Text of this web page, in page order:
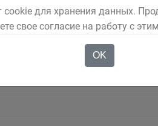
cookie для хранения данных.
свое согласие на работу с
OK